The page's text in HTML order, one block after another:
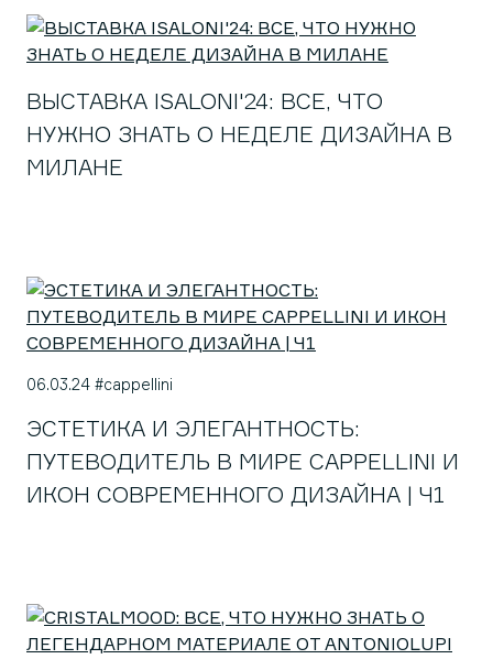
ВЫСТАВКА ISALONI'24: ВСЕ, ЧТО
НУЖНО ЗНАТЬ О НЕДЕЛЕ ДИЗАЙНА В
МИЛАНЕ
06.03.24 #cappellini
ЭСТЕТИКА И ЭЛЕГАНТНОСТЬ:
ПУТЕВОДИТЕЛЬ В МИРЕ CAPPELLINI И
ИКОН СОВРЕМЕННОГО ДИЗАЙНА | Ч1